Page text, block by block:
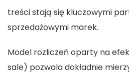
treści stają się kluczowymi
sprzedażowymi marek.
Model rozliczeń oparty na
sale) pozwala dokładnie